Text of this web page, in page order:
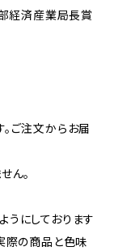
済産業局長賞
ご注文からお届
ん。
にしております
際の商品と色味